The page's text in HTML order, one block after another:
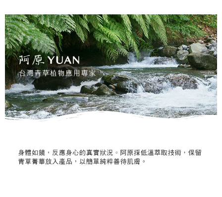
買賣價金債權讓與本公司後，依約使用本公司帳單繳交帳款。
2.基於同意付款使用「大哥付你分期」之契約關係目的，商店將以您的個人
資料（包含姓名、電話或地址）提供予台灣大哥大進項蒐集、處理及利用，
由本公司與您本人進行分期帳單所需資料之確認、核對及更正。
3.完整用戶服務條款，請詳閱以下連結：https://oppay.tw/userRule
購買商品的店家。未經商家同意取消之訂單仍視為有效，需透過AFTEE先享
後付繳納相關費用。
※ 交易是否成功請以「AFTEE先享後付 」之結帳頁面顯示為準，若有關於
是否繳費成功／繳費後需取消欲退款等相關疑問，請聯繫「AFTEE先享後付
客戶支援中心」https://netprotections.freshdesk.com/support/home
【注意事項】
１．透過由恩沛科技股份有限公司提供之「AFTEE先享後付」服務完成之交
易，需依本服務之必要範圍內提供個人資料，並將交易相關給付款項請求債
權轉讓予恩沛科技股份有限公司。
２．關於個人資料處理事宜，請瀏覽以下網址：
https://aftee.tw/terms/#terms3
３．未成年的使用者請事先徵得法定代理人或監護人之同意方可使用
時審查核予不同之上限額度；若仍有額度不足之情形，本公司將視審查結果
請求用戶進行身份認證。
每筆NT$100，滿NT$1,000(含以上)免運費
黑貓宅配｜線上支付
每筆NT$100，滿NT$1,000(含以上)免運費
離島宅配
每筆NT$280，滿NT$3,000(含以上)免運費